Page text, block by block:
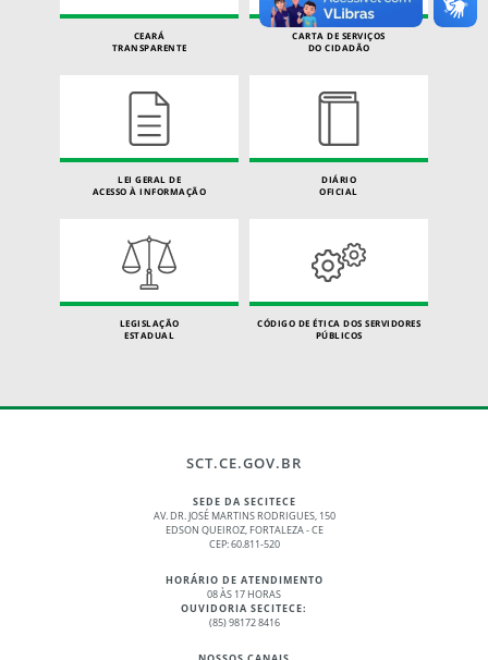
CEARÁ
TRANSPARENTE
CARTA DE SERVIÇOS
DO CIDADÃO
LEI GERAL DE
ACESSO À INFORMAÇÃO
DIÁRIO
OFICIAL
LEGISLAÇÃO
ESTADUAL
CÓDIGO DE ÉTICA DOS SERVIDORES
PÚBLICOS
SCT.CE.GOV.BR
SEDE DA SECITECE
AV. DR. JOSÉ MARTINS RODRIGUES, 150
EDSON QUEIROZ, FORTALEZA - CE
CEP: 60.811-520
HORÁRIO DE ATENDIMENTO
08 ÀS 17 HORAS
OUVIDORIA SECITECE:
(85) 98172 8416